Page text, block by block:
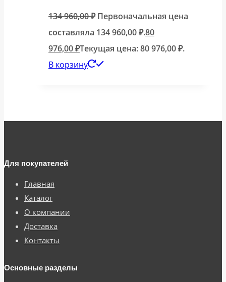
134 960,00₽ Первоначальная цена
составляла 134 960,00 ₽.80
976,00₽Текущая цена: 80 976,00 ₽.
В корзину
Для покупателей
Главная
Каталог
О компании
Доставка
Контакты
Основные разделы